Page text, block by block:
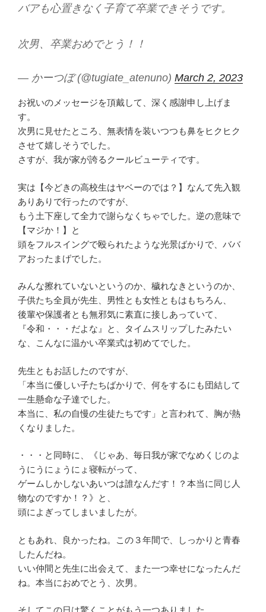
バアも心置きなく子育て卒業できそうです。
次男、卒業おめでとう！！
— かーつぼ (@tugiate_atenuno) March 2, 2023
お祝いのメッセージを頂戴して、深く感謝申し上げま
す。
次男に見せたところ、無表情を装いつつも鼻をヒクヒク
させて嬉しそうでした。
さすが、我が家が誇るクールビューティです。
実は【今どきの高校生はヤベーのでは？】なんて先入観
ありありで行ったのですが、
もう土下座して全力で謝らなくちゃでした。逆の意味で
【マジか！】と
頭をフルスイングで殴られたような光景ばかりで、ババ
アおったまげでした。
みんな擦れていないというのか、穢れなきというのか、
子供たち全員が先生、男性とも女性ともはもちろん、
後輩や保護者とも無邪気に素直に接しあっていて、
『令和・・・だよな』と、タイムスリップしたみたい
な、こんなに温かい卒業式は初めてでした。
先生ともお話したのですが、
「本当に優しい子たちばかりで、何をするにも団結して
一生懸命な子達でした。
本当に、私の自慢の生徒たちです」と言われて、胸が熱
くなりました。
・・・と同時に、《じゃあ、毎日我が家でなめくじのよ
うにうにょうにょ寝転がって、
ゲームしかしないあいつは誰なんだす！？本当に同じ人
物なのですか！？》と、
頭によぎってしまいましたが。
ともあれ、良かったね。この３年間で、しっかりと青春
したんだね。
いい仲間と先生に出会えて、また一つ幸せになったんだ
ね。本当におめでとう、次男。